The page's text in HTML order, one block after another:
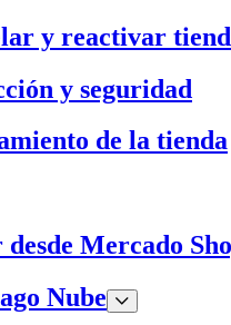
y reactivar
y seguridad
de la tienda
Mercado
Nube